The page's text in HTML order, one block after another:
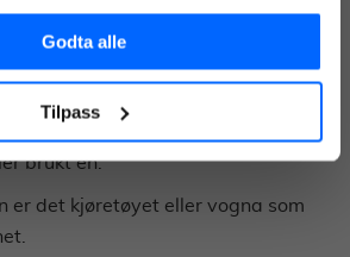
Godta alle
Tilpass
ha noe å si hvilke ønsker og behov
brukt en.
er det kjøretøyet eller vogna som